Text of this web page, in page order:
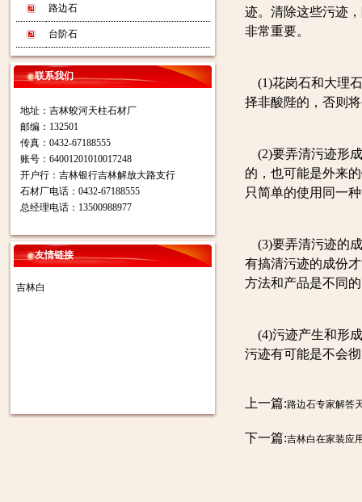
路边石
台阶石
联系我们
地址：吉林蛟河天柱石材厂
邮编：132501
传真：0432-67188555
账号：64001201010017248
开户行：吉林银行吉林解放大路支行
石材厂电话：0432-67188555
总经理电话：13500988977
友情链接
吉林白
迹。清除这些污迹
非常重要。
(1)花岗石和大理
择非酸陛的，否则
(2)要弄清污迹形
的，也可能是外来
只简单的使用同一
(3)要弄清污迹的
有搞清污迹的成份
方法和产品是不同
(4)污迹产生和形
污迹有可能是不会
上一篇:路边石专家解答
下一篇:吉林白在家装应